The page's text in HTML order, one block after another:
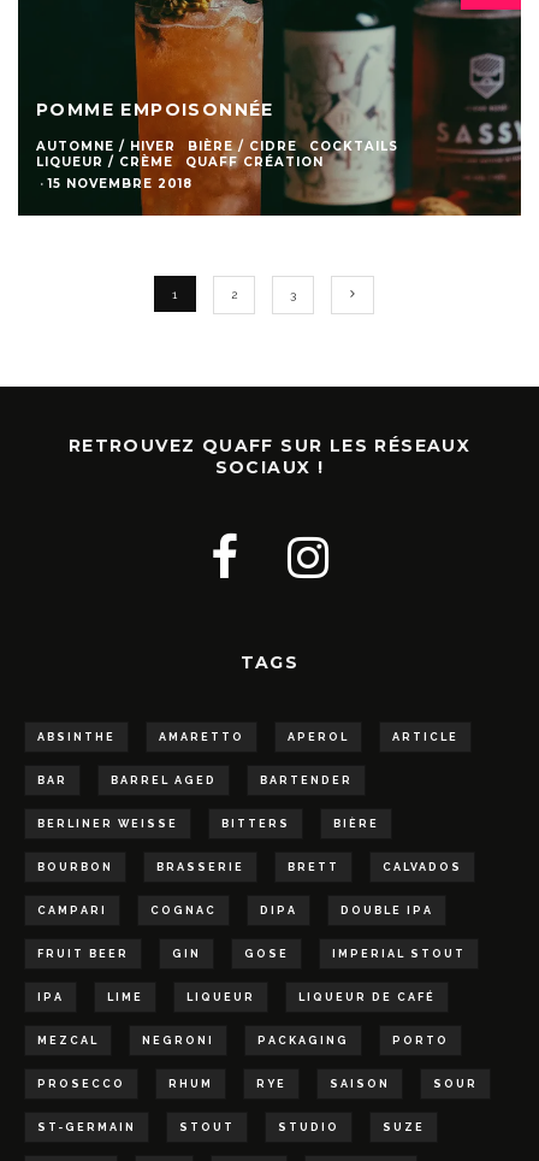
POMME EMPOISONNÉE
AUTOMNE / HIVER BIÈRE / CIDRE
COCKTAILS
LIQUEUR / CRÈME
QUAFF CRÉATION
· 15 NOVEMBRE 2018
1 2 3
RETROUVEZ QUAFF SUR LES RÉSEAUX
SOCIAUX !
TAGS
ABSINTHE AMARETTO APEROL ARTICLE
BAR BARREL AGED BARTENDER
BERLINER WEISSE BITTERS BIÈRE
BOURBON BRASSERIE BRETT CALVADOS
CAMPARI COGNAC DIPA DOUBLE IPA
FRUIT BEER GIN GOSE IMPERIAL STOUT
IPA LIME LIQUEUR LIQUEUR DE CAFÉ
MEZCAL NEGRONI PACKAGING PORTO
PROSECCO RHUM RYE SAISON SOUR
ST-GERMAIN STOUT STUDIO SUZE